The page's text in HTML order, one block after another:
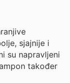
sjajnije i
su napravljeni
također